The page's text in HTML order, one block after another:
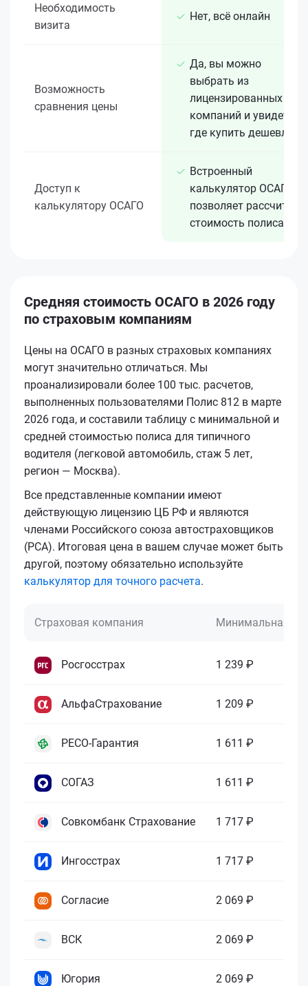
Необходимость
визита
Нет, всё онлайн
Возможность
сравнения цены
Да, вы можно
выбрать из
лицензированных 15+
компаний и увидеть,
где купить дешевле
Доступ к
калькулятору ОСАГО
Встроенный
калькулятор ОСАГО
позволяет рассчитать
стоимость полиса
Средняя стоимость ОСАГО в 2026 году
по страховым компаниям
Цены на ОСАГО в разных страховых компаниях
могут значительно отличаться. Мы
проанализировали более 100 тыс. расчетов,
выполненных пользователями Полис 812 в марте
2026 года, и составили таблицу с минимальной и
средней стоимостью полиса для типичного
водителя (легковой автомобиль, стаж 5 лет,
регион — Москва).
Все представленные компании имеют
действующую лицензию ЦБ РФ и являются
членами Российского союза автостраховщиков
(РСА). Итоговая цена в вашем случае может быть
другой, поэтому обязательно используйте
калькулятор для точного расчета.
Страховая компания Минимальная
Росгосстрах 1 239 ₽
АльфаСтрахование 1 209 ₽
РЕСО-Гарантия 1 611 ₽
СОГАЗ 1 611 ₽
Совкомбанк Страхование 1 717 ₽
Ингосстрах 1 717 ₽
Согласие 2 069 ₽
ВСК 2 069 ₽
Югория 2 069 ₽